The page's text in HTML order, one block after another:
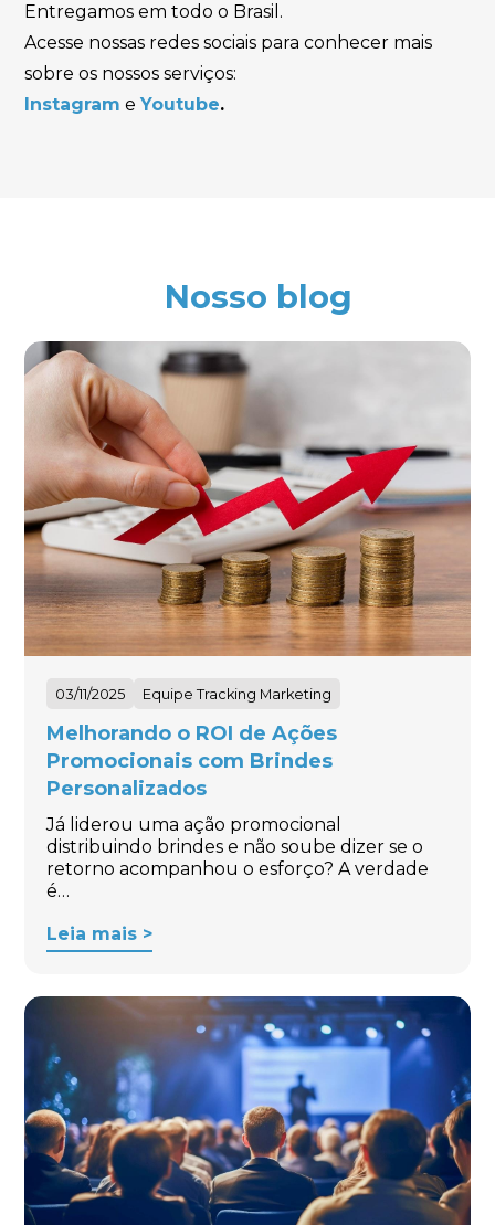
Entregamos em todo o Brasil.
Acesse nossas redes sociais para conhecer mais
sobre os nossos serviços:
Instagram eYoutube.
Nosso blog
03/11/2025 Equipe Tracking Marketing
Melhorando o ROI de Ações
Promocionais com Brindes
Personalizados
Já liderou uma ação promocional
distribuindo brindes e não soube dizer se o
retorno acompanhou o esforço? A verdade
é…
Leia mais >